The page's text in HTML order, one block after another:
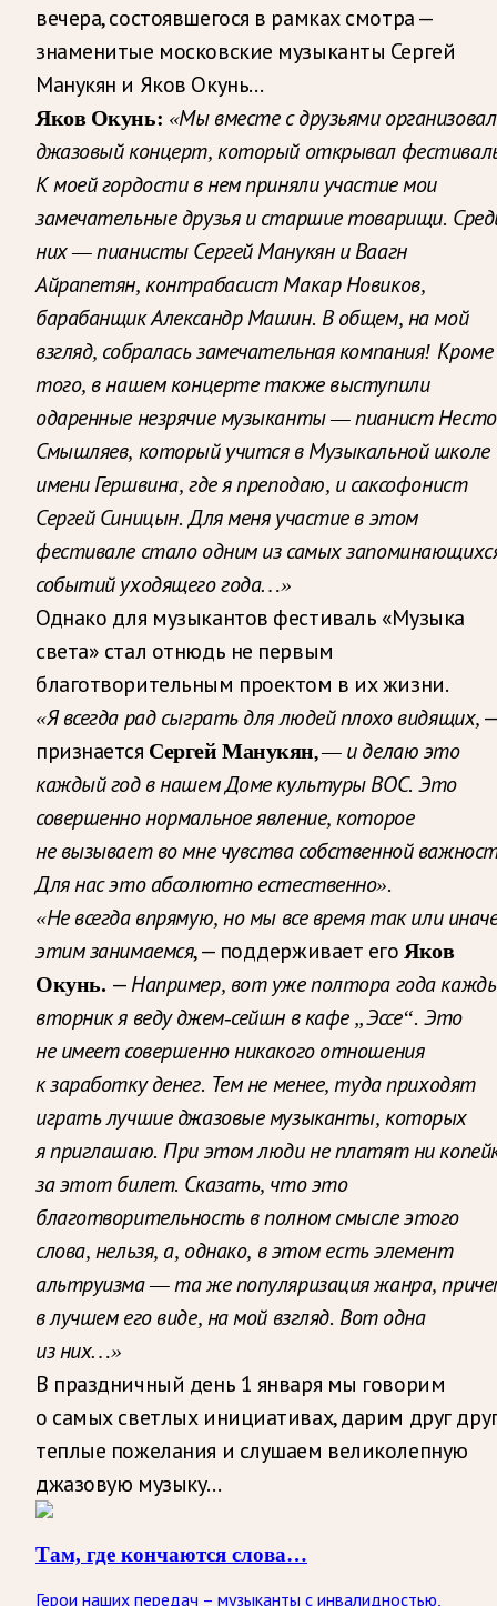
вечера, состоявшегося в рамках смотра —
знаменитые московские музыканты Сергей
Манукян и Яков Окунь…
Яков Окунь: «Мы вместе с друзьями
джазовый концерт, который открывал
К моей гордости в нем приняли участие мои
замечательные друзья и старшие товарищи.
них — пианисты Сергей Манукян и Ваагн
Айрапетян, контрабасист Макар Новиков,
барабанщик Александр Машин. В общем, на мой
взгляд, собралась замечательная компания! Кроме
того, в нашем концерте также выступили
одаренные незрячие музыканты — пианист
Смышляев, который учится в Музыкальной школе
имени Гершвина, где я преподаю, и саксофонист
Сергей Синицын. Для меня участие в этом
фестивале стало одним из самых
событий уходящего года…»
Однако для музыкантов фестиваль «Музыка
света» стал отнюдь не первым
благотворительным проектом в их жизни.
«Я всегда рад сыграть для людей плохо видящих, —
признается Сергей Манукян,— и делаю это
каждый год в нашем Доме культуры ВОС. Это
совершенно нормальное явление, которое
не вызывает во мне чувства собственной
Для нас это абсолютно естественно».
«Не всегда впрямую, но мы все время так или
этим занимаемся, — поддерживает егоЯков
Окунь. —Например, вот уже полтора года
вторник я веду джем-сейшн в кафе „Эссе“. Это
не имеет совершенно никакого отношения
к заработку денег. Тем не менее, туда приходят
играть лучшие джазовые музыканты, которых
я приглашаю. При этом люди не платят ни
за этот билет. Сказать, что это
благотворительность в полном смысле этого
слова, нельзя, а, однако, в этом есть элемент
альтруизма — та же популяризация жанра,
в лучшем его виде, на мой взгляд. Вот одна
из них…»
В праздничный день 1 января мы говорим
о самых светлых инициативах, дарим друг
теплые пожелания и слушаем великолепную
джазовую музыку…
Там, где кончаются слова…
Герои наших передач – музыканты с инвалидностью,